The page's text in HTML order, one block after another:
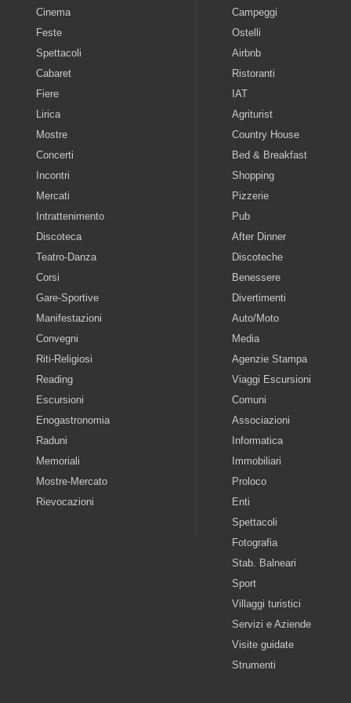
Cinema
Feste
Spettacoli
Cabaret
Fiere
Lirica
Mostre
Concerti
Incontri
Mercati
Intrattenimento
Discoteca
Teatro-Danza
Corsi
Gare-Sportive
Manifestazioni
Convegni
Riti-Religiosi
Reading
Escursioni
Enogastronomia
Raduni
Memoriali
Mostre-Mercato
Rievocazioni
Campeggi
Ostelli
Airbnb
Ristoranti
IAT
Agriturist
Country House
Bed & Breakfast
Shopping
Pizzerie
Pub
After Dinner
Discoteche
Benessere
Divertimenti
Auto/Moto
Media
Agenzie Stampa
Viaggi Escursioni
Comuni
Associazioni
Informatica
Immobiliari
Proloco
Enti
Spettacoli
Fotografia
Stab. Balneari
Sport
Villaggi turistici
Servizi e Aziende
Visite guidate
Strumenti